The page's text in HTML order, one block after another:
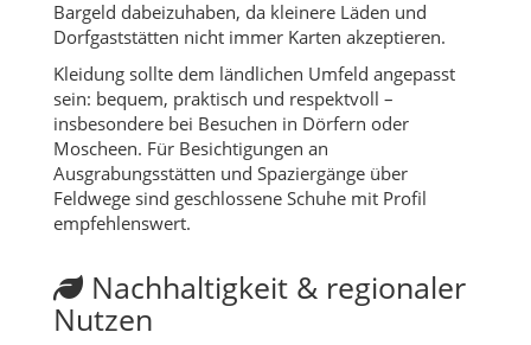
Bargeld dabeizuhaben, da kleinere Läden und
Dorfgaststätten nicht immer Karten akzeptieren.
Kleidung sollte dem ländlichen Umfeld angepasst
sein: bequem, praktisch und respektvoll –
insbesondere bei Besuchen in Dörfern oder
Moscheen. Für Besichtigungen an
Ausgrabungsstätten und Spaziergänge über
Feldwege sind geschlossene Schuhe mit Profil
empfehlenswert.
Nachhaltigkeit & regionaler
Nutzen